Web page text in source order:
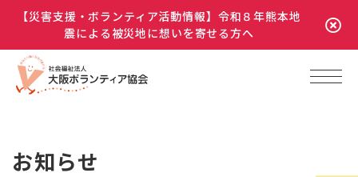
【災害支援・ボランティア活動情報】令和８年熊本地
震による被災地に想いを寄せる方へ
お知らせ